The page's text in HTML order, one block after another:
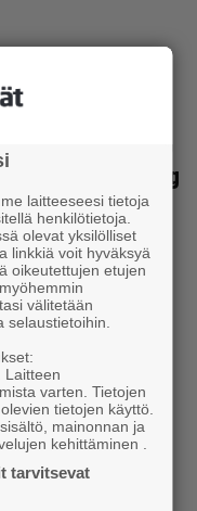
har dålig
dess ekonomiska
den färska
svag…
laitteeseesi tietoja
henkilötietoja.
olevat yksilölliset
linkkiä voit hyväksyä
oikeutettujen etujen
välitetään
Laitteen
varten. Tietojen
tietojen käyttö.
mainonnan ja
kehittäminen .
tarvitsevat